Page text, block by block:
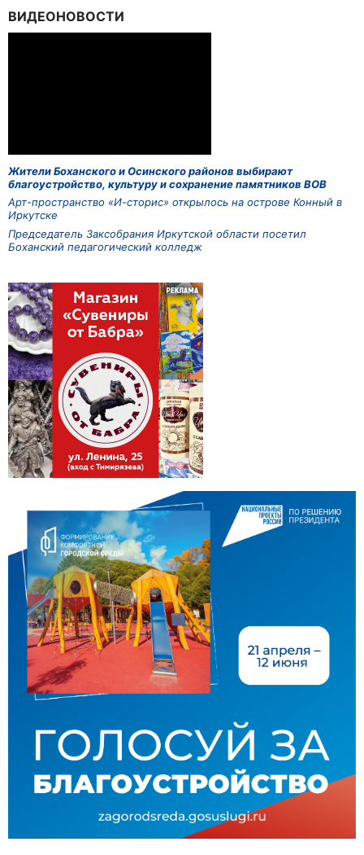
ВИДЕОНОВОСТИ
Жители Боханского и Осинского районов выбирают
благоустройство, культуру и сохранение памятников ВОВ
Арт-пространство «И-сторис» открылось на острове Конный в
Иркутске
Председатель Заксобрания Иркутской области посетил
Боханский педагогический колледж